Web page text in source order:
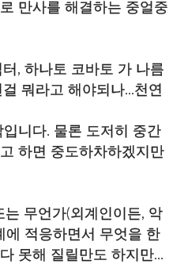
만사를 해결하는 중얼중
, 하나토 코바토 가 나름
뭐라고 해야되나...천연
니다. 물론 도저히 중간
하면 중도하차하겠지만
무언가(외계인이든, 악
에 적응하면서 무엇을 한
못해 질릴만도 하지만...